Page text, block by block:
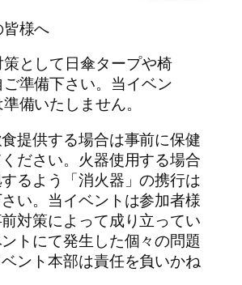
様へ
として日傘タープや椅
準備下さい。当イベン
備いたしません。
提供する場合は事前に保健
ださい。火器使用する場合
るよう「消火器」の携行は
い。当イベントは参加者様
対策によって成り立ってい
トにて発生した個々の問題
ント本部は責任を負いかね